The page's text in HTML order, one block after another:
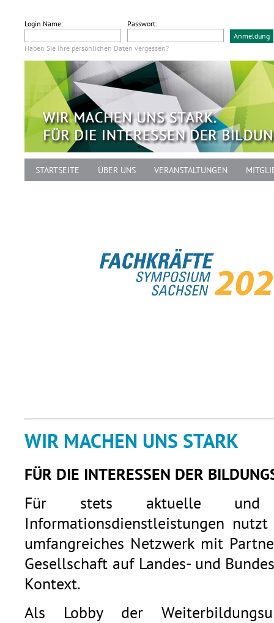
Login Name: Passwort:
Haben Sie Ihre persönlichen Daten vergessen?
STARTSEITE ÜBER UNS VERANSTALTUNGEN
WIR MACHEN UNS STARK
FÜR DIE INTERESSEN DER
Für stets aktuelle und
Informationsdienstleistungen
umfangreiches Netzwerk mit
Gesellschaft auf Landes- und
Kontext.
Als Lobby der